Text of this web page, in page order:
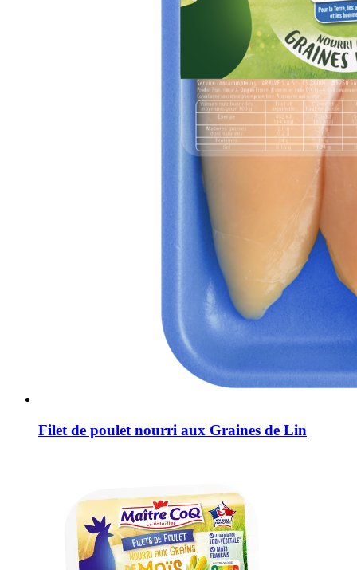
Filet de poulet nourri aux Graines de Lin